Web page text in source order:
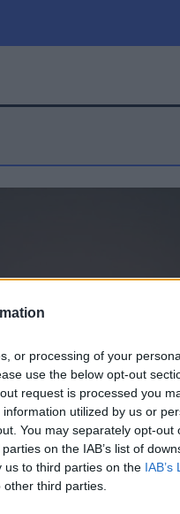
or processing of your
use the below opt-out
request is processed you
utilized by us or
You may separately opt-out
on the IAB’s list of
us to third parties on the IAB’s
third parties.